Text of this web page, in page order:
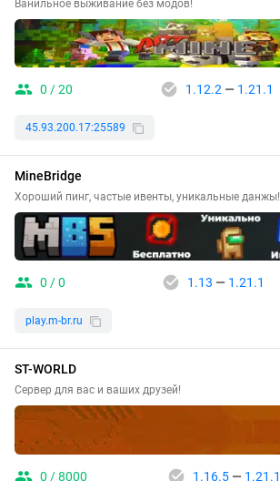
Ванильное выживание без модов!
0 / 20 1.12.2 — 1.21.1
45.93.200.17:25589
MineBridge
Хороший пинг, частые ивенты, уникальные данжы!
0 / 0 1.13 — 1.21.1
play.m-br.ru
ST-WORLD
Сервер для вас и ваших друзей!
0 / 8000 1.16.5— 1.21.1